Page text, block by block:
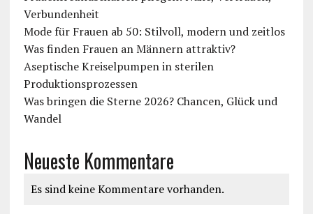
Verbundenheit
Mode für Frauen ab 50: Stilvoll, modern und zeitlos
Was finden Frauen an Männern attraktiv?
Aseptische Kreiselpumpen in sterilen
Produktionsprozessen
Was bringen die Sterne 2026? Chancen, Glück und
Wandel
Neueste Kommentare
Es sind keine Kommentare vorhanden.